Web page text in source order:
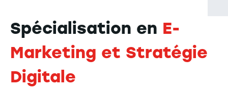
Spécialisation en E-
Marketing et Stratégie
Digitale